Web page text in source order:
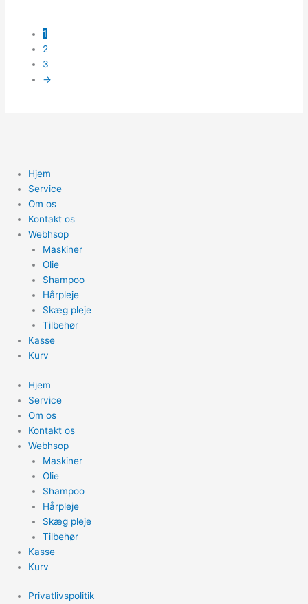
1
2
3
→
Hjem
Service
Om os
Kontakt os
Webhsop
Maskiner
Olie
Shampoo
Hårpleje
Skæg pleje
Tilbehør
Kasse
Kurv
Hjem
Service
Om os
Kontakt os
Webhsop
Maskiner
Olie
Shampoo
Hårpleje
Skæg pleje
Tilbehør
Kasse
Kurv
Privatlivspolitik